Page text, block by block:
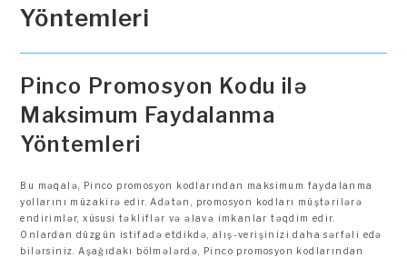
Yöntemleri
Pinco Promosyon Kodu ilə
Maksimum Faydalanma
Yöntemleri
Bu məqalə, Pinco promosyon kodlarından maksimum faydalanma
yollarını müzakirə edir. Adətən, promosyon kodları müştərilərə
endirimlər, xüsusi təkliflər və əlavə imkanlar təqdim edir.
Onlardan düzgün istifadə etdikdə, alış-verişinizi daha sərfəli edə
bilərsiniz. Aşağıdakı bölmələrdə, Pinco promosyon kodlarından